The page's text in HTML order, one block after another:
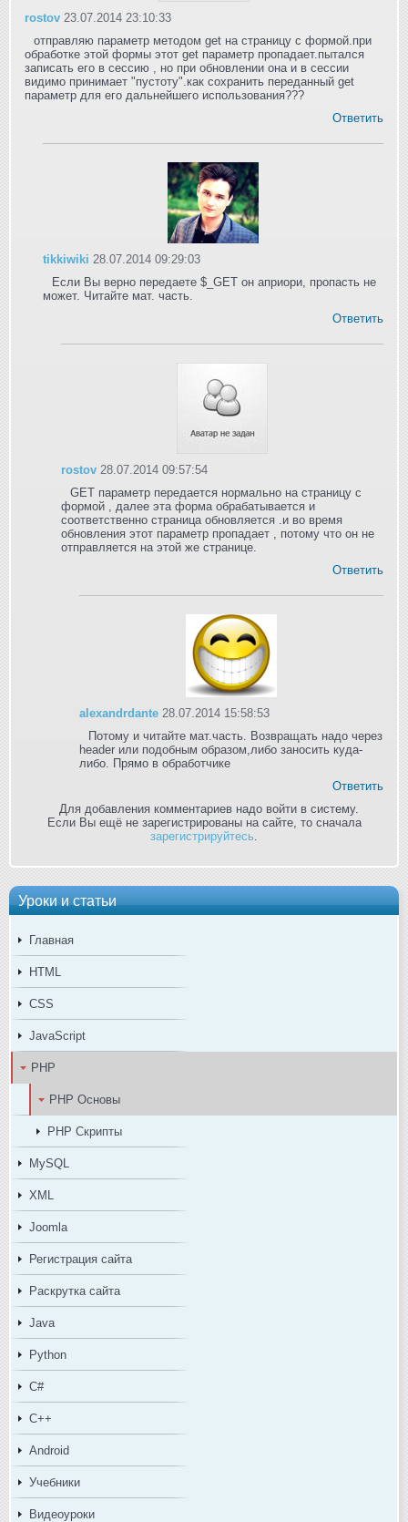
Уроки и статьи
Главная
HTML
CSS
JavaScript
PHP
PHP Основы
PHP Скрипты
MySQL
XML
Joomla
Регистрация сайта
Раскрутка сайта
Java
Python
C#
C++
Android
Учебники
Видеоуроки
rostov 23.07.2014 23:10:33
отправляю параметр методом get на страницу с формой.при
обработке этой формы этот get параметр пропадает.пытался
записать его в сессию , но при обновлении она и в сессии
видимо принимает "пустоту".как сохранить переданный get
параметр для его дальнейшего использования???
Ответить
tikkiwiki 28.07.2014 09:29:03
Если Вы верно передаете $_GET он априори, пропасть не
может. Читайте мат. часть.
Ответить
rostov 28.07.2014 09:57:54
GET параметр передается нормально на страницу с
формой , далее эта форма обрабатывается и
соответственно страница обновляется .и во время
обновления этот параметр пропадает , потому что он не
отправляется на этой же странице.
Ответить
alexandrdante 28.07.2014 15:58:53
Потому и читайте мат.часть. Возвращать надо через
header или подобным образом,либо заносить куда-
либо. Прямо в обработчике
Ответить
Для добавления комментариев надо войти в систему.
Если Вы ещё не зарегистрированы на сайте, то сначала
зарегистрируйтесь